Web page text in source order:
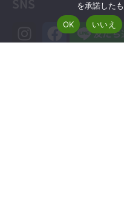
を承諾した
OK
いいえ